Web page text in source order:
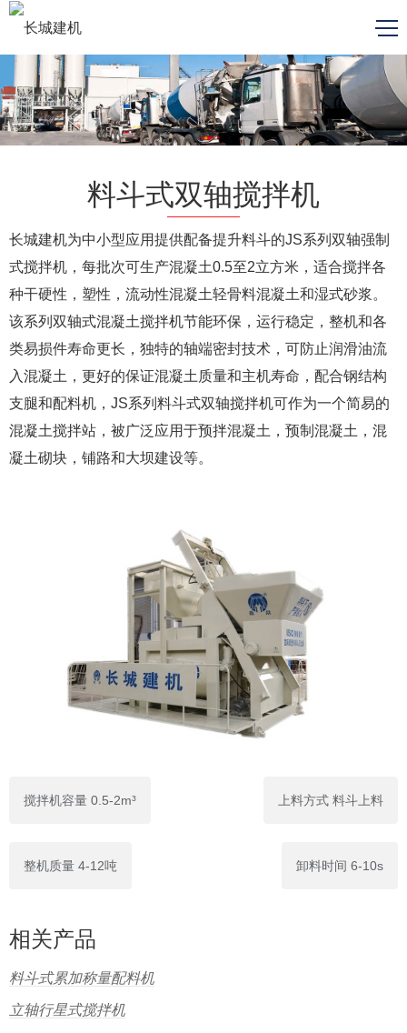
料斗式双轴搅拌机
长城建机为中小型应用提供配备提升料斗的JS系列双轴强制
式搅拌机，每批次可生产混凝土0.5至2立方米，适合搅拌各
种干硬性，塑性，流动性混凝土轻骨料混凝土和湿式砂浆。
该系列双轴式混凝土搅拌机节能环保，运行稳定，整机和各
类易损件寿命更长，独特的轴端密封技术，可防止润滑油流
入混凝土，更好的保证混凝土质量和主机寿命，配合钢结构
支腿和配料机，JS系列料斗式双轴搅拌机可作为一个简易的
混凝土搅拌站，被广泛应用于预拌混凝土，预制混凝土，混
凝土砌块，铺路和大坝建设等。
搅拌机容量 0.5-2m³ 上料方式 料斗上料
整机质量 4-12吨 卸料时间 6-10s
相关产品
料斗式累加称量配料机
立轴行星式搅拌机